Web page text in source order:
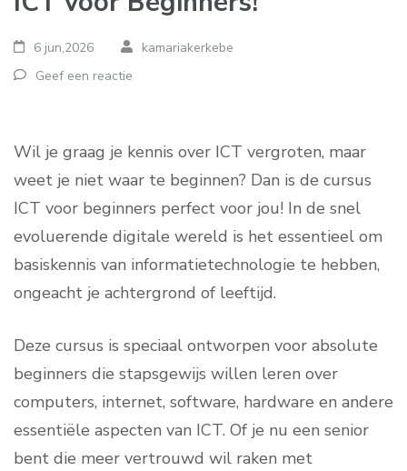
6 jun,2026
kamariakerkebe
Geef een reactie
Wil je graag je kennis over ICT vergroten, maar
weet je niet waar te beginnen? Dan is de cursus
ICT voor beginners perfect voor jou! In de snel
evoluerende digitale wereld is het essentieel om
basiskennis van informatietechnologie te hebben,
ongeacht je achtergrond of leeftijd.
Deze cursus is speciaal ontworpen voor absolute
beginners die stapsgewijs willen leren over
computers, internet, software, hardware en andere
essentiële aspecten van ICT. Of je nu een senior
bent die meer vertrouwd wil raken met